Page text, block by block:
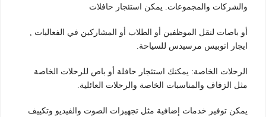
والشركات والمجموعات. يمكن استئجار حافلات
أو باصات لنقل الموظفين أو الطلاب أو المشاركين في الفعاليات ,
ايجار اتوبيس مرسيدس للسياحة.
الرحلات الخاصة: يمكنك استئجار حافلة أو باص للرحلات الخاصة
مثل الزفاف والمناسبات الخاصة والرحلات العائلية.
يمكن توفير خدمات إضافية مثل تجهيزات الصوت والفيديو وتكييف